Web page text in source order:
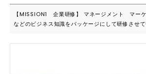
が、ご相談いただければ、オフラインご希望にご
（別途 交通費・宿泊費をお願い致します。） ※
【MISSION1 企業研修】 マネージメント マー
などのビジネス知識をパッケージにして研修させていた
ドが生まれます。 「パーパス経営、デジタルトラ